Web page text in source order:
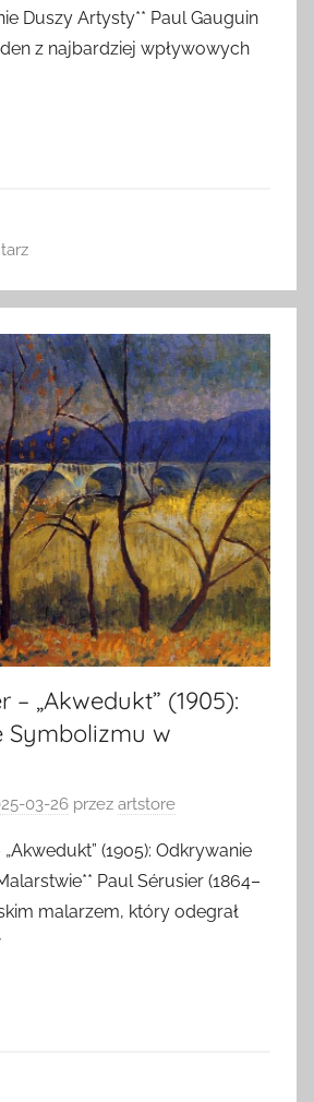
Duszy Artysty** Paul Gauguin
z najbardziej wpływowych
– „Akwedukt” (1905):
Symbolizmu w
03-26 przez artstore
(1905): Odkrywanie
Paul Sérusier (1864–
malarzem, który odegrał